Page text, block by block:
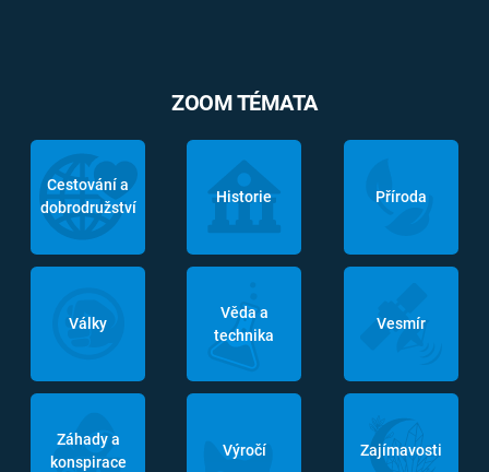
ZOOM TÉMATA
Cestování a
dobrodružství
Historie Příroda
Války
Věda a
technika
Vesmír
Záhady a
konspirace
Výročí Zajímavosti